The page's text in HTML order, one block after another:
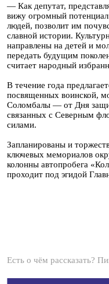
— Как депутат,
вижу огромный
людей, позволит им
славной истории.
направлены на детей и
передать будущим
считает народный
В течение года
посвященных воинской,
Соломбалы — от Дня
связанных с Северным
силами.
Запланированы и
ключевых мемориалов
колонны автопробега
проходит под эгидой
Есть о чём рассказать?